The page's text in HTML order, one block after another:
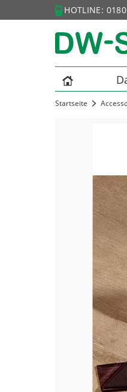
HOTLINE:
Startseite